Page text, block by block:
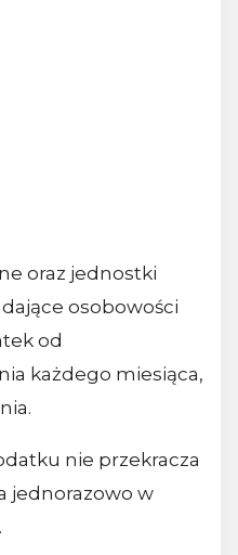
oraz jednostki
osobowości
od
każdego miesiąca,
nie przekracza
jednorazowo w